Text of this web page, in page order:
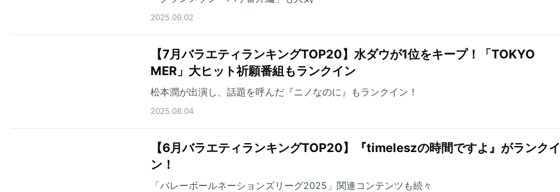
2025.09.02
【7月バラエティランキングTOP20】水ダウが1位をキープ！「TOKYO
MER」大ヒット祈願番組もランクイン
松本潤が出演し、話題を呼んだ『ニノなのに』もランクイン！
2025.08.04
【6月バラエティランキングTOP20】『timeleszの時間ですよ』がランクイ
ン！
「バレーボールネーションズリーグ2025」関連コンテンツも続々